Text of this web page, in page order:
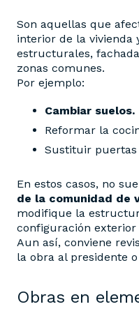
Son aquellas que
interior de la vivienda
estructurales,
zonas comunes.
Por ejemplo:
Cambiar suelos.
Reformar la
Sustituir puertas
En estos casos, no
de la comunidad de
modifique la
configuración exterior
Aun así, conviene
la obra al presidente
Obras en